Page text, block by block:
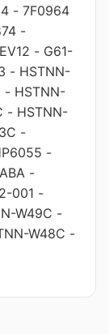
- 7F0964
-
EV12 - G61-
- HSTNN-
- HSTNN-
- HSTNN-
-
-
-
001 -
W49C -
W48C -